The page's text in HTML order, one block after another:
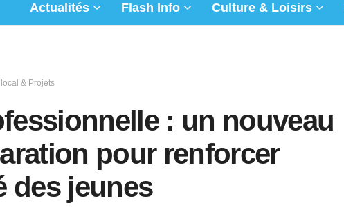
Actualités Flash Info Culture & Loisirs
& Projets
: un nouveau
pour renforcer
des jeunes